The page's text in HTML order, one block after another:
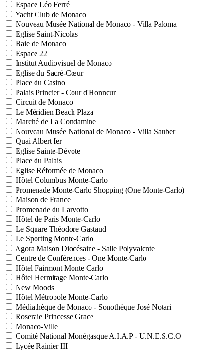
Espace Léo Ferré
Yacht Club de Monaco
Nouveau Musée National de Monaco - Villa Paloma
Eglise Saint-Nicolas
Baie de Monaco
Espace 22
Institut Audiovisuel de Monaco
Eglise du Sacré-Cœur
Place du Casino
Palais Princier - Cour d'Honneur
Circuit de Monaco
Le Méridien Beach Plaza
Marché de La Condamine
Nouveau Musée National de Monaco - Villa Sauber
Quai Albert Ier
Eglise Sainte-Dévote
Place du Palais
Eglise Réformée de Monaco
Hôtel Columbus Monte-Carlo
Promenade Monte-Carlo Shopping (One Monte-Carlo)
Maison de France
Promenade du Larvotto
Hôtel de Paris Monte-Carlo
Le Square Théodore Gastaud
Le Sporting Monte-Carlo
Agora Maison Diocésaine - Salle Polyvalente
Centre de Conférences - One Monte-Carlo
Hôtel Fairmont Monte Carlo
Hôtel Hermitage Monte-Carlo
New Moods
Hôtel Métropole Monte-Carlo
Médiathèque de Monaco - Sonothèque José Notari
Roseraie Princesse Grace
Monaco-Ville
Comité National Monégasque A.I.A.P - U.N.E.S.C.O.
Lycée Rainier III